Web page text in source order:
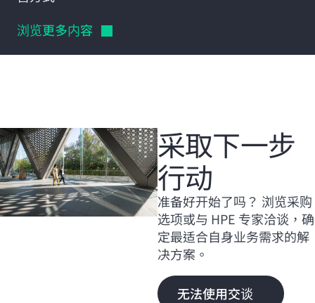
浏览更多内容
采取下一步
行动
准备好开始了吗？ 浏览采购
选项或与 HPE 专家洽谈，确
定最适合自身业务需求的解
决方案。
无法使用交谈